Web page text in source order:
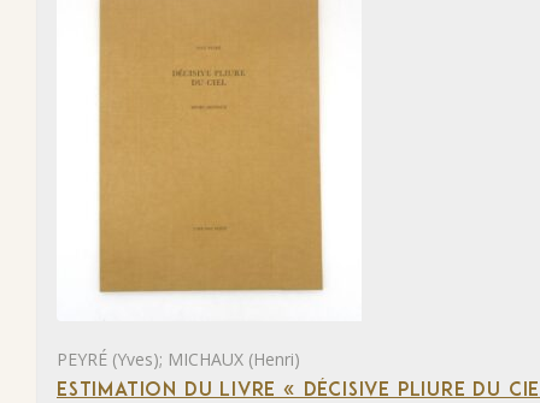
PEYRÉ (Yves); MICHAUX (Henri)
ESTIMATION DU LIVRE « DÉCISIVE PLIURE DU